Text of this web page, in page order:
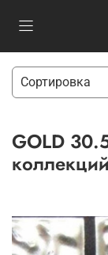
GOLD
коллекций